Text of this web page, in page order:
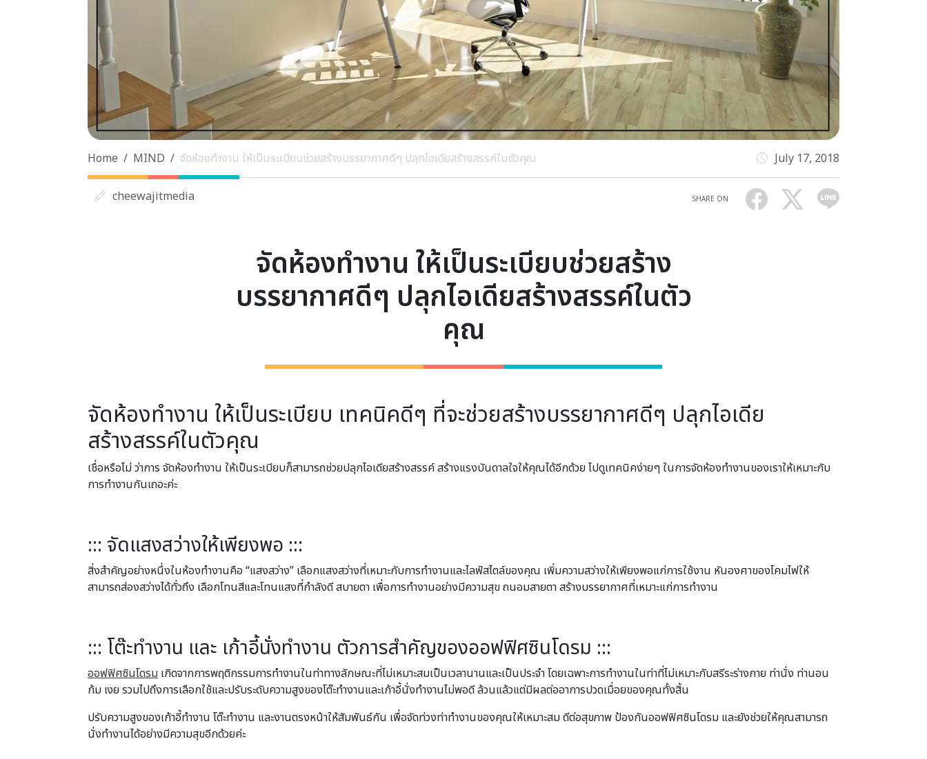
Home MIND จัดห้องทำงาน ให้เป็นระเบียบช่วยสร้างบรรยากาศดีๆ ปลุกไอเดียสร้างสรรค์ในตัวคุณ July 17, 2018
cheewajitmedia SHARE ON
จัดห้องทำงาน ให้เป็นระเบียบช่วยสร้าง
บรรยากาศดีๆ ปลุกไอเดียสร้างสรรค์ในตัว
คุณ
จัดห้องทำงาน ให้เป็นระเบียบ เทคนิคดีๆ ที่จะช่วยสร้างบรรยากาศดีๆ ปลุกไอเดีย
สร้างสรรค์ในตัวคุณ
เชื่อหรือไม่ ว่าการ จัดห้องทำงาน ให้เป็นระเบียบก็สามารถช่วยปลุกไอเดียสร้างสรรค์ สร้างแรงบันดาลใจให้คุณได้อีกด้วย ไปดูเทคนิคง่ายๆ ในการจัดห้องทำงานของเราให้เหมาะกับ
การทำงานกันเถอะค่ะ
::: จัดแสงสว่างให้เพียงพอ :::
สิ่งสำคัญอย่างหนึ่งในห้องทำงานคือ “แสงสว่าง” เลือกแสงสว่างที่เหมาะกับการทำงานและไลฟ์สไตล์ของคุณ เพิ่มความสว่างให้เพียงพอแก่การใช้งาน หันองศาของโคมไฟให้
สามารถส่องสว่างได้ทั่วถึง เลือกโทนสีและโทนแสงที่กำลังดี สบายตา เพื่อการทำงานอย่างมีความสุข ถนอมสายตา สร้างบรรยากาศที่เหมาะแก่การทำงาน
::: โต๊ะทำงาน และ เก้าอี้นั่งทำงาน ตัวการสำคัญของออฟฟิศซินโดรม :::
ออฟฟิศซินโดรม เกิดจากการพฤติกรรมการทำงานในท่าทางลักษณะที่ไม่เหมาะสมเป็นเวลานานและเป็นประจำ โดยเฉพาะการทำงานในท่าที่ไม่เหมาะกับสรีระร่างกาย ท่านั่ง ท่านอน
ก้ม เงย รวมไปถึงการเลือกใช้และปรับระดับความสูงของโต๊ะทำงานและเก้าอี้นั่งทำงานไม่พอดี ล้วนแล้วแต่มีผลต่ออาการปวดเมื่อยของคุณทั้งสิ้น
ปรับความสูงของเก้าอี้ทำงาน โต๊ะทำงาน และงานตรงหน้าให้สัมพันธ์กัน เพื่อจัดท่วงท่าทำงานของคุณให้เหมาะสม ดีต่อสุขภาพ ป้องกันออฟฟิศซินโดรม และยังช่วยให้คุณสามารถ
นั่งทำงานได้อย่างมีความสุขอีกด้วยค่ะ